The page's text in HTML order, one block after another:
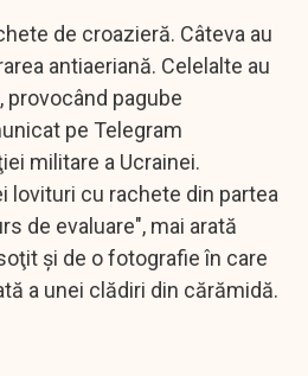
de croazieră. Câteva au
antiaeriană. Celelalte au
pagube
pe Telegram
militare a Ucrainei.
lovituri cu rachete din partea
de evaluare", mai arată
şi de o fotografie în care
a unei clădiri din cărămidă.